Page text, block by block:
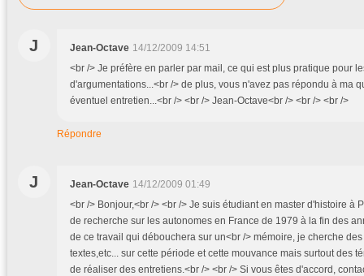
J Jean-Octave 14/12/2009 14:51
<br /> Je préfère en parler par mail, ce qui est plus pratique pour
d'argumentations...<br /> de plus, vous n'avez pas répondu à ma
éventuel entretien...<br /> <br /> Jean-Octave<br /> <br /> <br />
Répondre
J Jean-Octave 14/12/2009 01:49
<br /> Bonjour,<br /> <br /> Je suis étudiant en master d'histoire à
de recherche sur les autonomes en France de 1979 à la fin des
de ce travail qui débouchera sur un<br /> mémoire, je cherche
textes,etc... sur cette période et cette mouvance mais surtout des
de réaliser des entretiens.<br /> <br /> Si vous êtes d'accord,